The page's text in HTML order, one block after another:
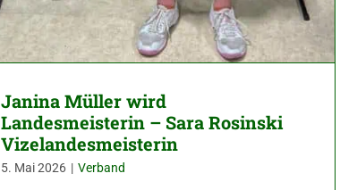
Janina Müller wird
Landesmeisterin – Sara Rosinski
Vizelandesmeisterin
5. Mai 2026 | Verband